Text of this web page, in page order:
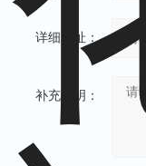
详细地址：
补充说明：